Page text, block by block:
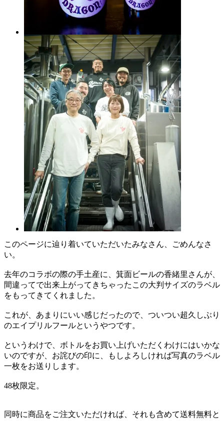
このページに辿り着いていただいたみなさん、ごめんなさ
い。
去年のコラボの際の手土産に、箕面ビールの香緒里さんが、
間違ってで出来上がってきちゃったこの大判サイズのラベル
をもってきてくれました。
これが、あまりにいい感じだったので、ついつい超久しぶり
のエイプリルフールというやつです。
というわけで、ボトルをお買い上げいただくわけにはいかな
いのですが、お詫びの印に、もしよろしければ写真のラベル
一枚をお送りします。
48枚限定。
同時に商品をご注文いただければ、それも含めて送料無料と